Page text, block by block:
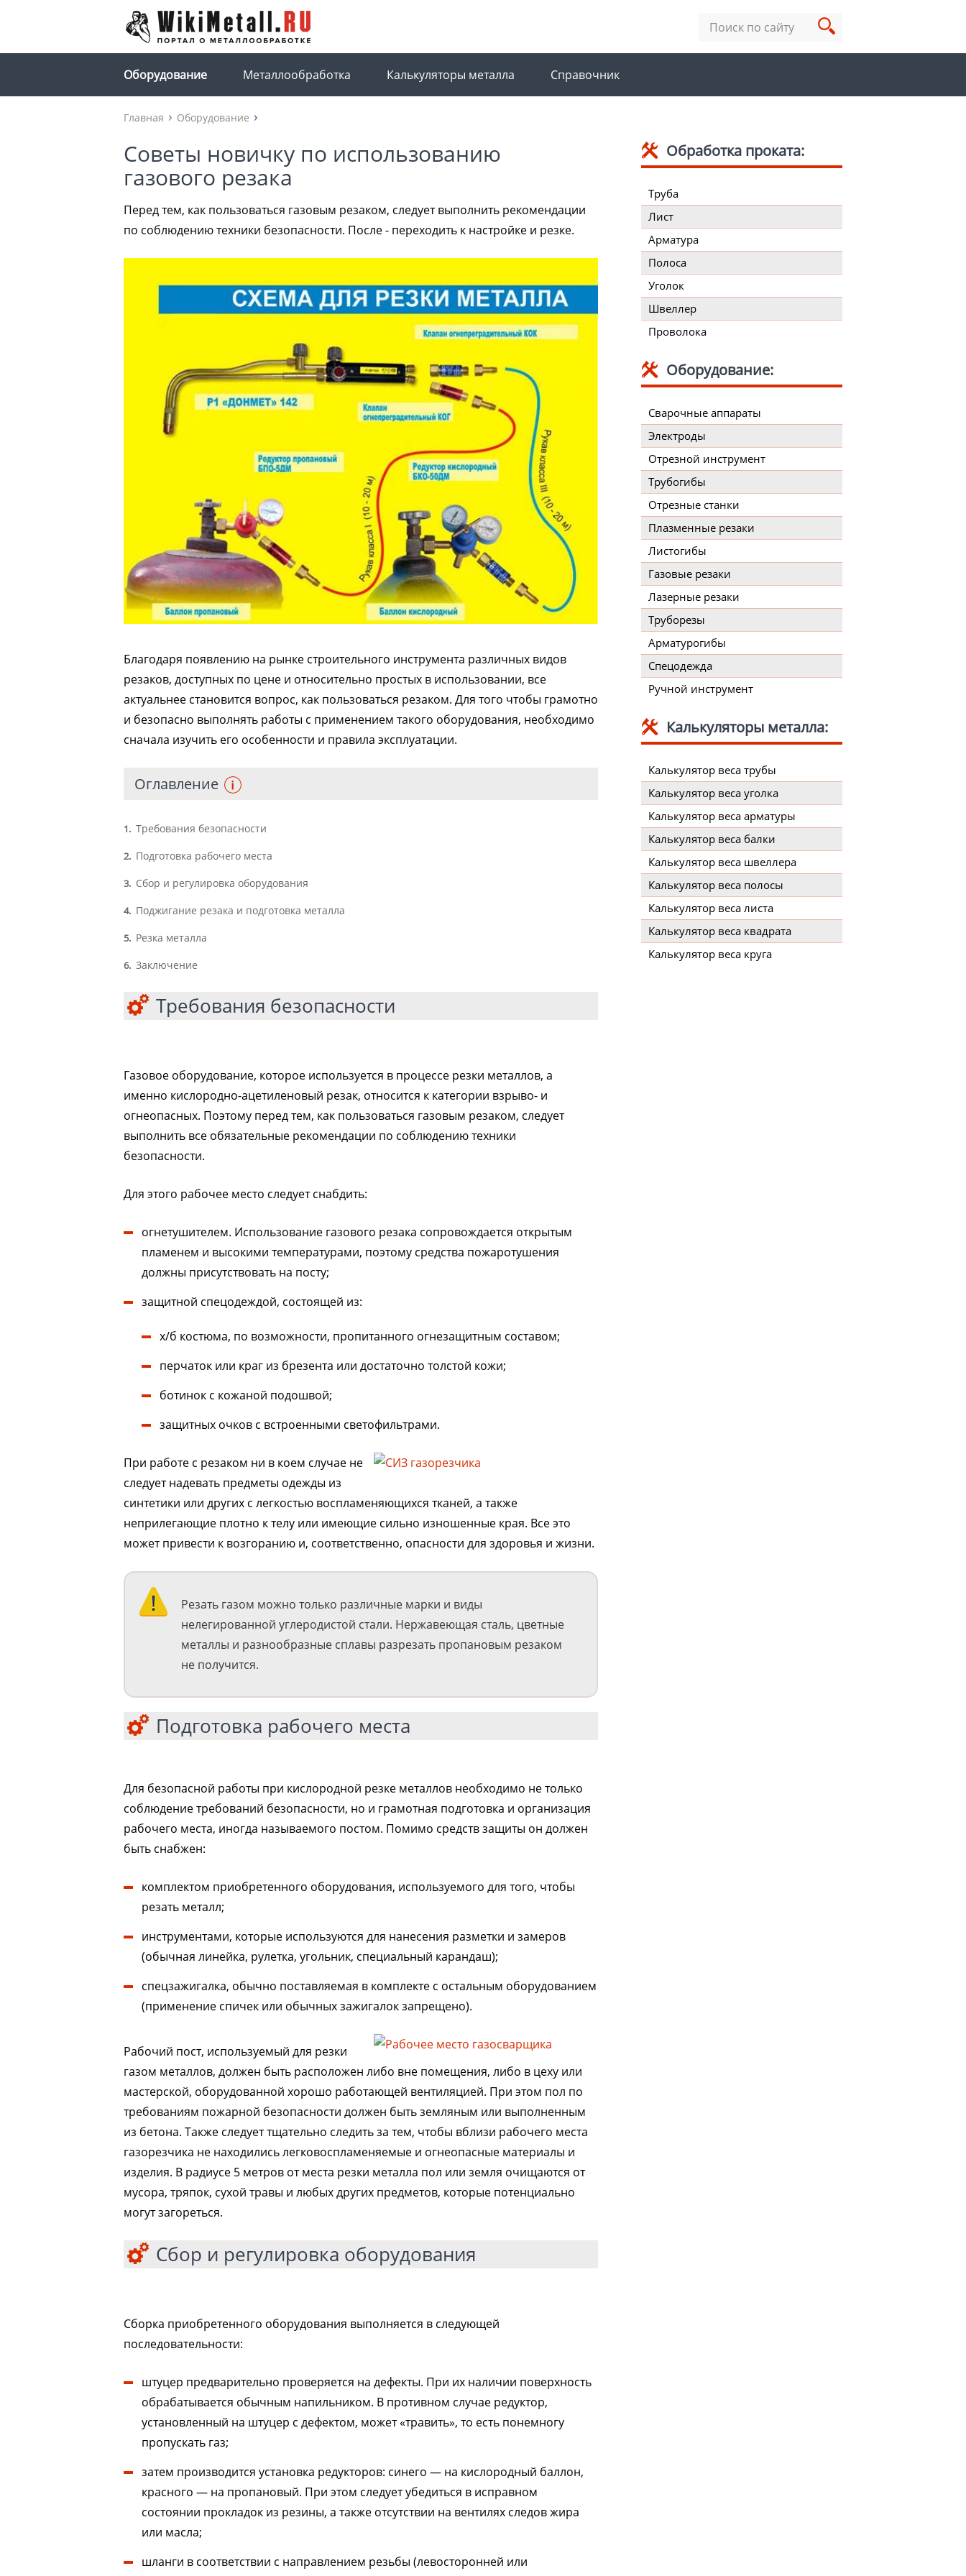
Оборудование Металлообработка Калькуляторы металла Справочник
Главная Оборудование
Советы новичку по использованию
газового резака
Перед тем, как пользоваться газовым резаком, следует выполнить рекомендации
по соблюдению техники безопасности. После - переходить к настройке и резке.
Благодаря появлению на рынке строительного инструмента различных видов
резаков, доступных по цене и относительно простых в использовании, все
актуальнее становится вопрос, как пользоваться резаком. Для того чтобы грамотно
и безопасно выполнять работы с применением такого оборудования, необходимо
сначала изучить его особенности и правила эксплуатации.
Оглавление
1 Требования безопасности
2 Подготовка рабочего места
3 Сбор и регулировка оборудования
4 Поджигание резака и подготовка металла
5 Резка металла
6 Заключение
Требования безопасности
Газовое оборудование, которое используется в процессе резки металлов, а
именно кислородно-ацетиленовый резак, относится к категории взрыво- и
огнеопасных. Поэтому перед тем, как пользоваться газовым резаком, следует
выполнить все обязательные рекомендации по соблюдению техники
безопасности.
Для этого рабочее место следует снабдить:
огнетушителем. Использование газового резака сопровождается открытым
пламенем и высокими температурами, поэтому средства пожаротушения
должны присутствовать на посту;
защитной спецодеждой, состоящей из:
х/б костюма, по возможности, пропитанного огнезащитным составом;
перчаток или краг из брезента или достаточно толстой кожи;
ботинок с кожаной подошвой;
защитных очков с встроенными светофильтрами.
При работе с резаком ни в коем случае не
следует надевать предметы одежды из
синтетики или других с легкостью воспламеняющихся тканей, а также
неприлегающие плотно к телу или имеющие сильно изношенные края. Все это
может привести к возгоранию и, соответственно, опасности для здоровья и жизни.
Резать газом можно только различные марки и виды
нелегированной углеродистой стали. Нержавеющая сталь, цветные
металлы и разнообразные сплавы разрезать пропановым резаком
не получится.
Подготовка рабочего места
Для безопасной работы при кислородной резке металлов необходимо не только
соблюдение требований безопасности, но и грамотная подготовка и организация
рабочего места, иногда называемого постом. Помимо средств защиты он должен
быть снабжен:
комплектом приобретенного оборудования, используемого для того, чтобы
резать металл;
инструментами, которые используются для нанесения разметки и замеров
(обычная линейка, рулетка, угольник, специальный карандаш);
спецзажигалка, обычно поставляемая в комплекте с остальным оборудованием
(применение спичек или обычных зажигалок запрещено).
Рабочий пост, используемый для резки
газом металлов, должен быть расположен либо вне помещения, либо в цеху или
мастерской, оборудованной хорошо работающей вентиляцией. При этом пол по
требованиям пожарной безопасности должен быть земляным или выполненным
из бетона. Также следует тщательно следить за тем, чтобы вблизи рабочего места
газорезчика не находились легковоспламеняемые и огнеопасные материалы и
изделия. В радиусе 5 метров от места резки металла пол или земля очищаются от
мусора, тряпок, сухой травы и любых других предметов, которые потенциально
могут загореться.
Сбор и регулировка оборудования
Сборка приобретенного оборудования выполняется в следующей
последовательности:
штуцер предварительно проверяется на дефекты. При их наличии поверхность
обрабатывается обычным напильником. В противном случае редуктор,
установленный на штуцер с дефектом, может «травить», то есть понемногу
пропускать газ;
затем производится установка редукторов: синего — на кислородный баллон,
красного — на пропановый. При этом следует убедиться в исправном
состоянии прокладок из резины, а также отсутствии на вентилях следов жира
или масла;
шланги в соответствии с направлением резьбы (левосторонней или
Обработка проката:
Труба
Лист
Арматура
Полоса
Уголок
Швеллер
Проволока
Оборудование:
Сварочные аппараты
Электроды
Отрезной инструмент
Трубогибы
Отрезные станки
Плазменные резаки
Листогибы
Газовые резаки
Лазерные резаки
Труборезы
Арматурогибы
Спецодежда
Ручной инструмент
Калькуляторы металла:
Калькулятор веса трубы
Калькулятор веса уголка
Калькулятор веса арматуры
Калькулятор веса балки
Калькулятор веса швеллера
Калькулятор веса полосы
Калькулятор веса листа
Калькулятор веса квадрата
Калькулятор веса круга